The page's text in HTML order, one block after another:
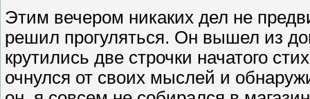
Этим вечером никаких дел не
решил прогуляться. Он вышел из
крутились две строчки начатого
очнулся от своих мыслей и